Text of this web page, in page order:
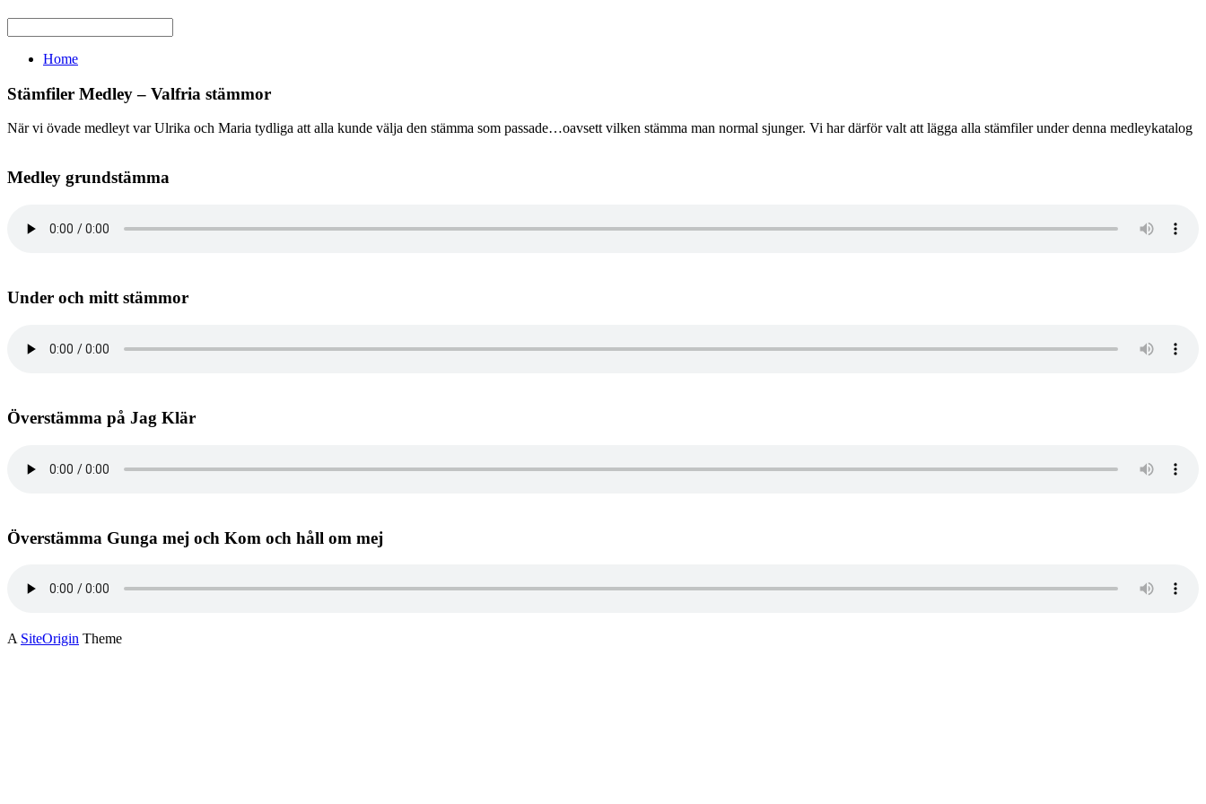
Home
Stämfiler Medley – Valfria stämmor
När vi övade medleyt var Ulrika och Maria tydliga att alla kunde välja den stämma som passade…oavsett vilken stämma man normal sjunger. Vi har därför valt att lägga alla stämfiler under denna medleykatalog
Medley grundstämma
Under och mitt stämmor
Överstämma på Jag Klär
Överstämma Gunga mej och Kom och håll om mej
A SiteOrigin Theme